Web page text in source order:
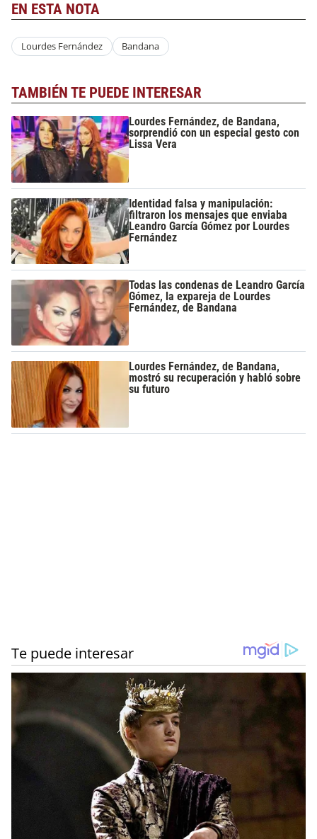
EN ESTA NOTA
Lourdes Fernández Bandana
TAMBIÉN TE PUEDE INTERESAR
Lourdes Fernández, de Bandana,
sorprendió con un especial gesto con
Lissa Vera
Identidad falsa y manipulación:
filtraron los mensajes que enviaba
Leandro García Gómez por Lourdes
Fernández
Todas las condenas de Leandro García
Gómez, la expareja de Lourdes
Fernández, de Bandana
Lourdes Fernández, de Bandana,
mostró su recuperación y habló sobre
su futuro